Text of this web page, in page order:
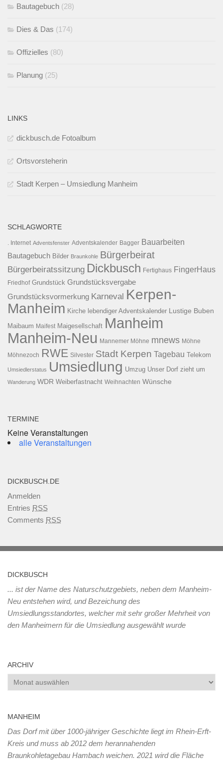
Bautagebuch (28)
Dies & Das (174)
Offizielles (80)
Planung (25)
LINKS
dickbusch.de Fotoalbum
Ortsvorsteherin
Stadt Kerpen – Umsiedlung Manheim
SCHLAGWORTE
. Internet Adventsfenster Adventskalender Bagger Bauarbeiten
Bautagebuch Bilder Braunkohle Bürgerbeirat
Bürgerbeiratssitzung Dickbusch Fertighaus FingerHaus
Friedhof Grundstück Grundstücksvergabe
Grundstücksvormerkung Karneval Kerpen-
Manheim Kirche lebendiger Adventskalender Lustige Buben
Maibaum Maifest Maigesellschaft Manheim
Manheim-Neu Mannemer Möhne mnews Möhne
Möhnezoch RWE Silvester Stadt Kerpen Tagebau Telekom
Umsiedlerstatus Umsiedlung Umzug Unser Dorf zieht um
Wanderung WDR Weiberfastnacht Weihnachten Wünsche
TERMINE
Keine Veranstaltungen
alle Veranstaltungen
DICKBUSCH.DE
Anmelden
Entries RSS
Comments RSS
DICKBUSCH
... ist der Name des Naturschutzgebiets, neben dem Manheim-
Neu entstehen wird, und Bezeichung des
Umsiedlungsstandortes, welcher mit sehr großer Mehrheit von
den Manheimern für die Umsiedlung ausgewählt wurde
ARCHIV
Archiv
MANHEIM
Das Dorf mit über 1000-jähriger Geschichte liegt im Rhein-Erft-
Kreis und muss ab 2012 dem herannahenden
Braunkohletagebau Hambach weichen. 2021 wird die Fläche